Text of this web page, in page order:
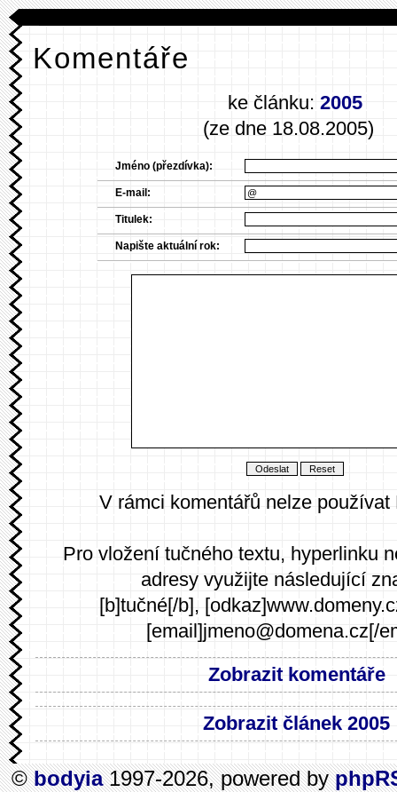
Komentáře
ke článku: 2005
(ze dne 18.08.2005)
Jméno (přezdívka):
E-mail:
Titulek:
Napište aktuální rok:
V rámci komentářů nelze používat
Pro vložení tučného textu, hyperlinku
adresy využijte následující
[b]tučné[/b],
[email]jmeno@domena.cz[/
Zobrazit komentáře
Zobrazit článek 2005
©bodyia1997-2026, powered by